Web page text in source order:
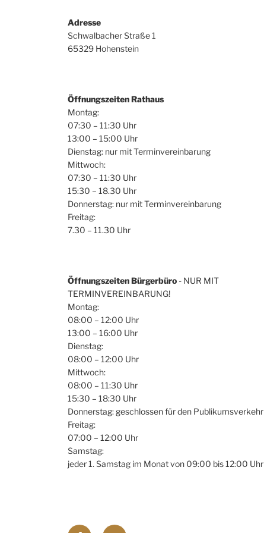
Adresse
Schwalbacher Straße 1
65329 Hohenstein
Öffnungszeiten Rathaus
Montag:
07:30 – 11:30 Uhr
13:00 – 15:00 Uhr
Dienstag: nur mit Terminvereinbarung
Mittwoch:
07:30 – 11:30 Uhr
15:30 – 18.30 Uhr
Donnerstag: nur mit Terminvereinbarung
Freitag:
7.30 – 11.30 Uhr
Öffnungszeiten Bürgerbüro - NUR MIT
TERMINVEREINBARUNG!
Montag:
08:00 – 12:00 Uhr
13:00 – 16:00 Uhr
Dienstag:
08:00 – 12:00 Uhr
Mittwoch:
08:00 – 11:30 Uhr
15:30 – 18:30 Uhr
Donnerstag: geschlossen für den Publikumsverkehr
Freitag:
07:00 – 12:00 Uhr
Samstag:
jeder 1. Samstag im Monat von 09:00 bis 12:00 Uhr